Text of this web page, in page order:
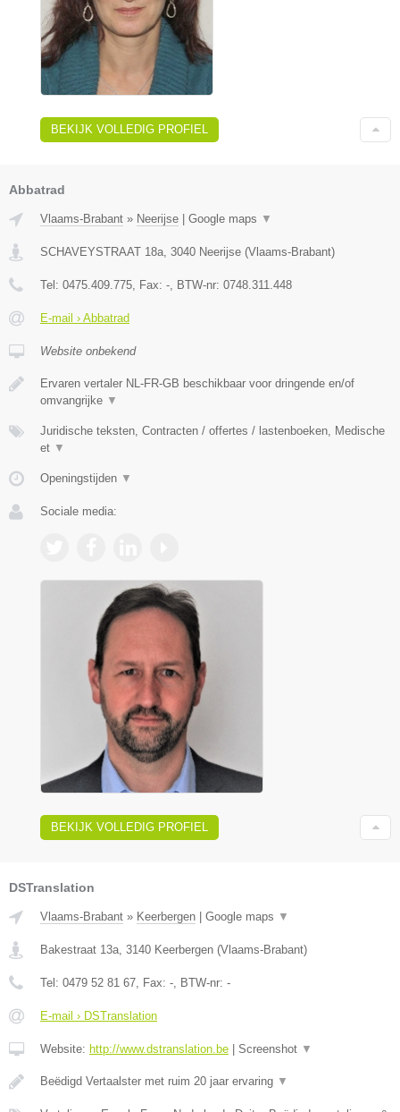
BEKIJK VOLLEDIG PROFIEL
Abbatrad
Vlaams-Brabant » Neerijse Google maps ▼
SCHAVEYSTRAAT 18a, 3040 Neerijse (Vlaams-Brabant)
Tel: 0475.409.775, Fax: -, BTW-nr: 0748.311.448
E-mail › Abbatrad
Website onbekend
Ervaren vertaler NL-FR-GB beschikbaar voor dringende en/of
omvangrijke ▼
Juridische teksten, Contracten / offertes / lastenboeken, Medische
et ▼
Openingstijden ▼
Sociale media:
BEKIJK VOLLEDIG PROFIEL
DSTranslation
Vlaams-Brabant » Keerbergen | Google maps ▼
Bakestraat 13a 3140 Keerbergen (Vlaams-Brabant)
Tel: 0479 52 81 67 , Fax: - , BTW-nr: -
E-mail › DSTranslation
Website: http://www.dstranslation.be | Screenshot ▼
Beëdigd Vertaalster met ruim 20 jaar ervaring ▼